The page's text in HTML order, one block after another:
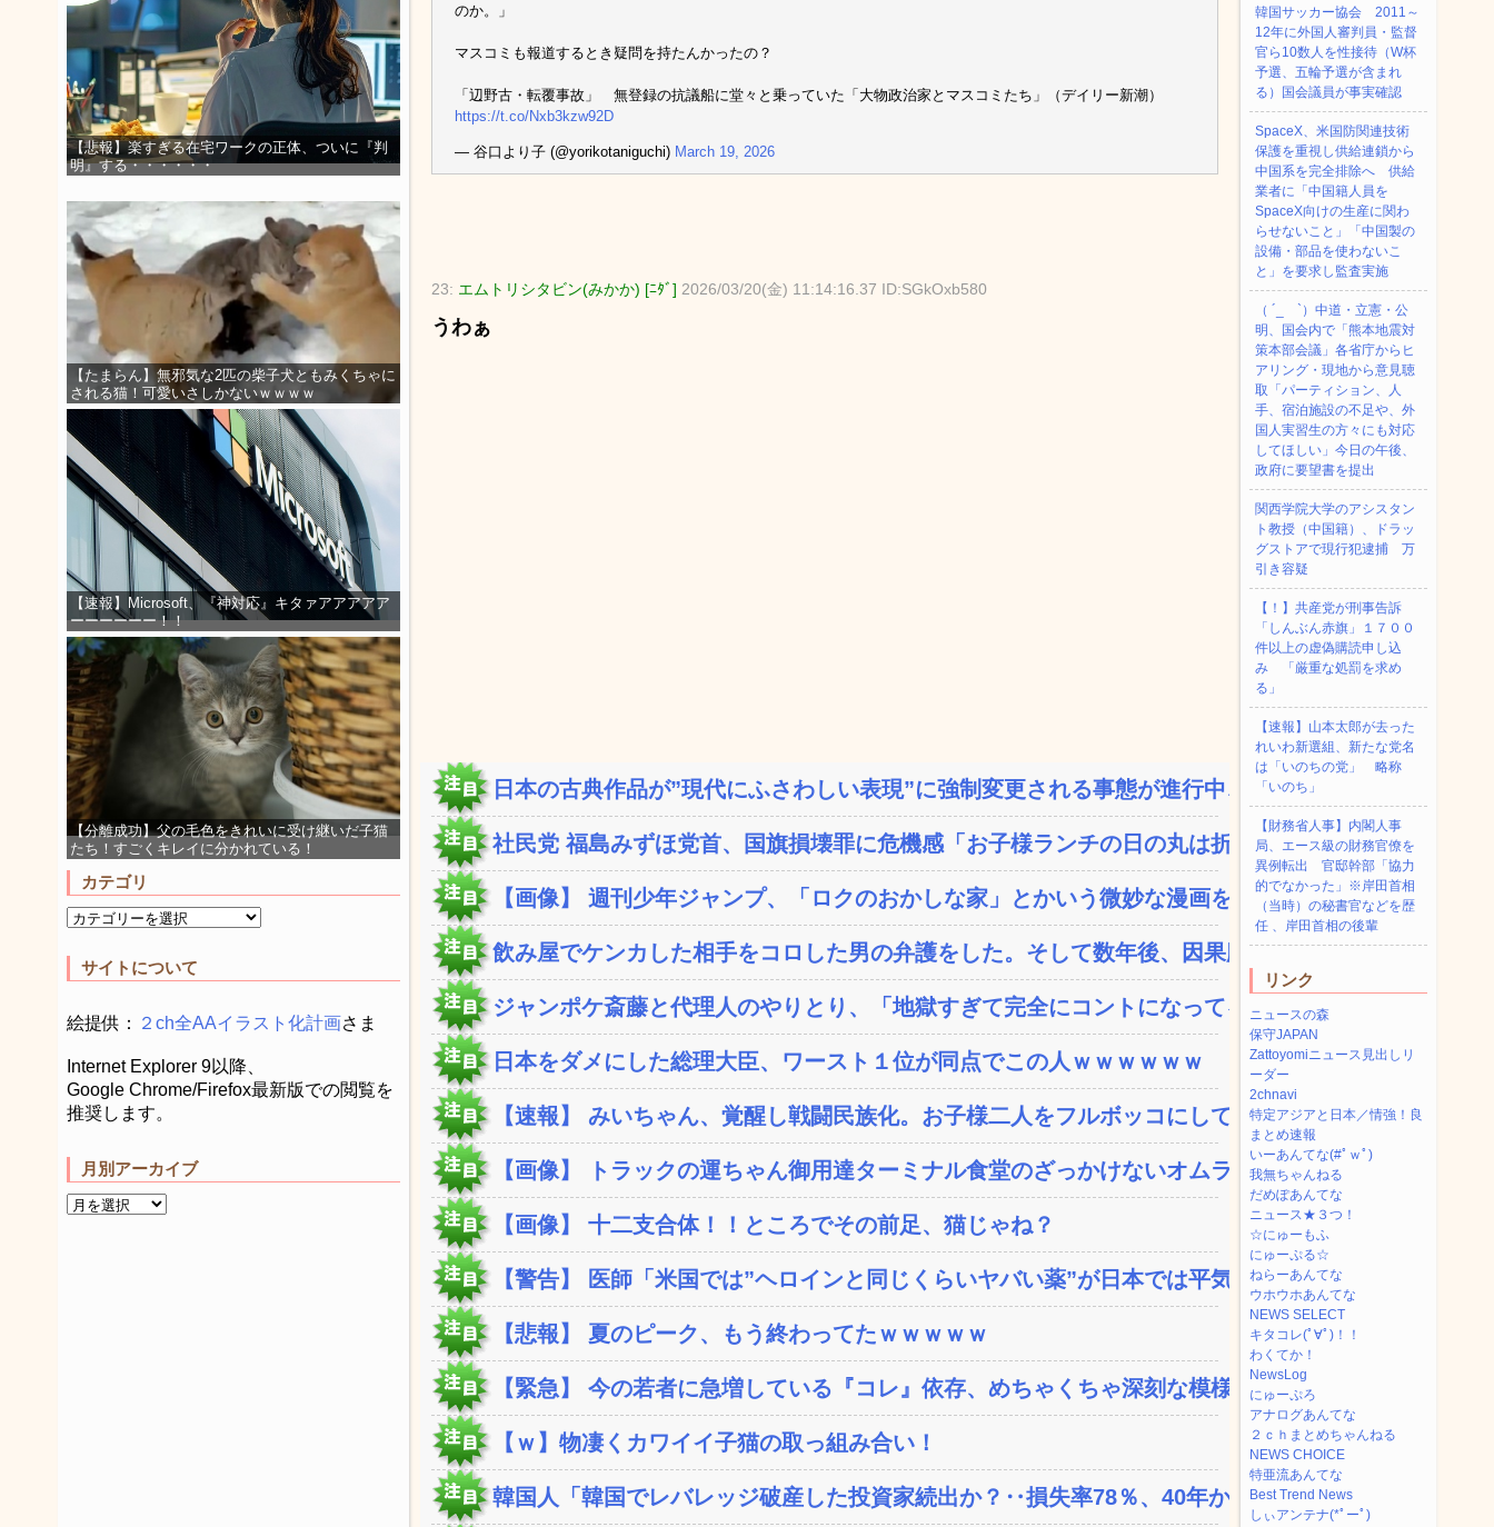
【悲報】楽すぎる在宅ワークの正体、ついに『判
明』する・・・・・・
【たまらん】無邪気な2匹の柴子犬ともみくちゃに
される猫！可愛いさしかないｗｗｗｗ
【速報】Microsoft、『神対応』キタァアアアアア
ーーーーーー！！
【分離成功】父の毛色をきれいに受け継いだ子猫
たち！すごくキレイに分かれている！
カテゴリ
サイトについて
絵提供： ２ch全AAイラスト化計画さま
Internet Explorer 9以降、
Google Chrome/Firefox最新版での閲覧を
推奨します。
月別アーカイブ
のか。」
マスコミも報道するとき疑問を持たんかったの？
「辺野古・転覆事故」 無登録の抗議船に堂々と乗っていた「大物政治家とマスコミたち」（デイリー新潮）
https://t.co/Nxb3kzw92D
— 谷口より子 (@yorikotaniguchi) March 19, 2026
23: エムトリシタビン(みかか) [ﾆﾀﾞ] 2026/03/20(金) 11:14:16.37 ID:SGkOxb580
うわぁ
日本の古典作品が”現代にふさわしい表現”に強制変更される事態が進行中、...
社民党 福島みずほ党首、国旗損壊罪に危機感「お子様ランチの日の丸は折っ...
【画像】 週刊少年ジャンプ、「ロクのおかしな家」とかいう微妙な漫画を巻...
飲み屋でケンカした相手をコロした男の弁護をした。そして数年後、因果応報...
ジャンポケ斎藤と代理人のやりとり、「地獄すぎて完全にコントになってる…...
日本をダメにした総理大臣、ワースト１位が同点でこの人ｗｗｗｗｗｗ
【速報】 みいちゃん、覚醒し戦闘民族化。お子様二人をフルボッコにしてし...
【画像】 トラックの運ちゃん御用達ターミナル食堂のざっかけないオムライ...
【画像】 十二支合体！！ところでその前足、猫じゃね？
【警告】 医師「米国では”ヘロインと同じくらいヤバい薬”が日本では平気...
【悲報】 夏のピーク、もう終わってたｗｗｗｗｗ
【緊急】 今の若者に急増している『コレ』依存、めちゃくちゃ深刻な模様w...
【ｗ】物凄くカワイイ子猫の取っ組み合い！
韓国人「韓国でレバレッジ破産した投資家続出か？‥損失率78％、40年か...
韓国サッカー協会 2011～
12年に外国人審判員・監督
官ら10数人を性接待（W杯
予選、五輪予選が含まれ
る）国会議員が事実確認
SpaceX、米国防関連技術
保護を重視し供給連鎖から
中国系を完全排除へ 供給
業者に「中国籍人員を
SpaceX向けの生産に関わ
らせないこと」「中国製の
設備・部品を使わないこ
と」を要求し監査実施
（ ´_ゝ`）中道・立憲・公
明、国会内で「熊本地震対
策本部会議」各省庁からヒ
アリング・現地から意見聴
取「パーティション、人
手、宿泊施設の不足や、外
国人実習生の方々にも対応
してほしい」今日の午後、
政府に要望書を提出
関西学院大学のアシスタン
ト教授（中国籍）、ドラッ
グストアで現行犯逮捕 万
引き容疑
【！】共産党が刑事告訴
「しんぶん赤旗」１７００
件以上の虚偽購読申し込
み 「厳重な処罰を求め
る」
【速報】山本太郎が去った
れいわ新選組、新たな党名
は「いのちの党」 略称
「いのち」
【財務省人事】内閣人事
局、エース級の財務官僚を
異例転出 官邸幹部「協力
的でなかった」※岸田首相
（当時）の秘書官などを歴
任 、岸田首相の後輩
リンク
ニュースの森
保守JAPAN
Zattoyomiニュース見出しリ
ーダー
2chnavi
特定アジアと日本／情強！良
まとめ速報
いーあんてな(#ﾟｗﾟ)
我無ちゃんねる
だめぽあんてな
ニュース★３つ！
☆にゅーもふ
にゅーぷる☆
ねらーあんてな
ウホウホあんてな
NEWS SELECT
キタコレ(ﾟ∀ﾟ)！！
わくてか！
NewsLog
にゅーぷろ
アナログあんてな
２ｃｈまとめちゃんねる
NEWS CHOICE
特亜流あんてな
Best Trend News
しぃアンテナ(*ﾟーﾟ)